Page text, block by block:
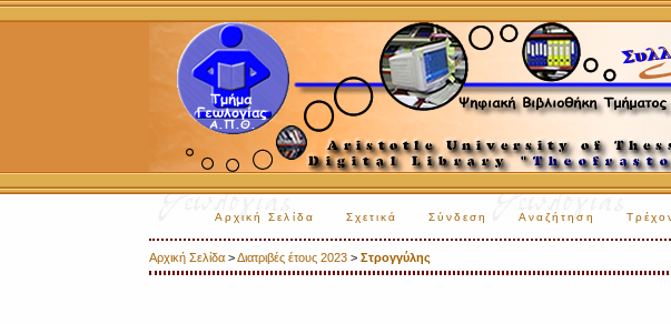
Αρχική Σελίδα Σχετικά Σύνδεση Αναζήτηση
Αρχική Σελίδα >Διατριβές έτους 2023 >Στρογγύλης